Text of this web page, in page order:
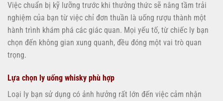
Việc chuẩn bị kỹ lưỡng trước khi thưởng thức sẽ nâng tầm trải
nghiệm của bạn từ việc chỉ đơn thuần là uống rượu thành một
hành trình khám phá các giác quan. Mọi yếu tố, từ chiếc ly bạn
chọn đến không gian xung quanh, đều đóng một vai trò quan
trọng.
Lựa chọn ly uống whisky phù hợp
Loại ly bạn sử dụng có ảnh hưởng rất lớn đến việc cảm nhận